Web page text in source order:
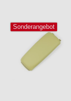
Sonderangebot